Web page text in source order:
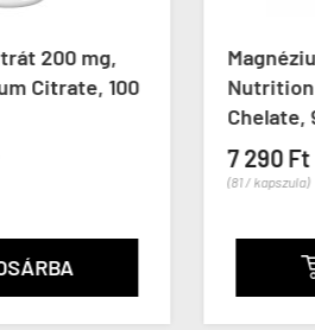
Magnézium kelát,
Nutrition
Chelate, 90 kapszula